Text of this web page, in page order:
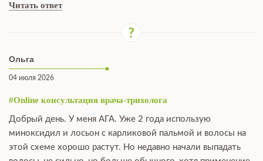
Читать ответ
Ольга
04 июля 2026
#Online консультация врача-трихолога
Добрый день. У меня АГА. Уже 2 года использую
миноксидил и лосьон с карликовой пальмой и волосы на
этой схеме хорошо растут. Но недавно начали выпадать